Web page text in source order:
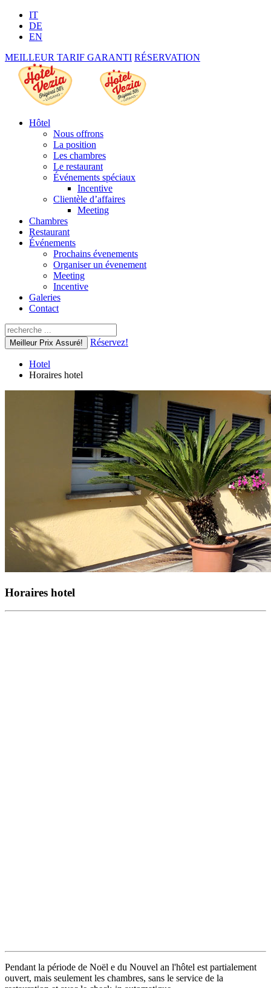
IT
DE
EN
MEILLEUR TARIF GARANTI RÉSERVATION
Hôtel
Nous offrons
La position
Les chambres
Le restaurant
Événements spéciaux
Incentive
Clientèle d’affaires
Meeting
Chambres
Restaurant
Événements
Prochains évenements
Organiser un évenement
Meeting
Incentive
Galeries
Contact
Meilleur Prix Assuré! Réservez!
Hotel
Horaires hotel
Horaires hotel
Pendant la période de Noël e du Nouvel an l'hôtel est partialement
ouvert, mais seulement les chambres, sans le service de la